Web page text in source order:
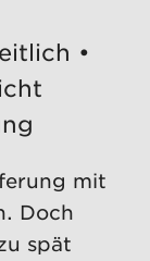
•
mit
Doch
spät